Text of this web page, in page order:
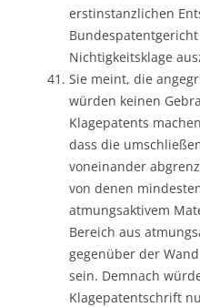
erstinstanzlichen
Nichtigkeitsklage
Sie meint, die
würden keinen
Klagepatents
dass die
voneinander
von denen
atmungsaktivem
Bereich aus
gegenüber der
sein. Demnach
Klagepatentschrift